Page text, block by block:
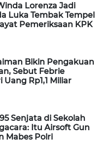
Lorenza Jadi
Luka Tembak Tempel
Pemeriksaan KPK
Bikin Pengakuan
Sebut Febrie
Rp1,1 Miliar
Senjata di Sekolah
Itu Airsoft Gun
Mabes Polri